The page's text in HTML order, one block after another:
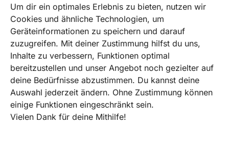
Um dir ein optimales Erlebnis zu bieten, nutzen wir
Cookies und ähnliche Technologien, um
Geräteinformationen zu speichern und darauf
zuzugreifen. Mit deiner Zustimmung hilfst du uns,
Inhalte zu verbessern, Funktionen optimal
bereitzustellen und unser Angebot noch gezielter auf
deine Bedürfnisse abzustimmen. Du kannst deine
Auswahl jederzeit ändern. Ohne Zustimmung können
einige Funktionen eingeschränkt sein.
Vielen Dank für deine Mithilfe!